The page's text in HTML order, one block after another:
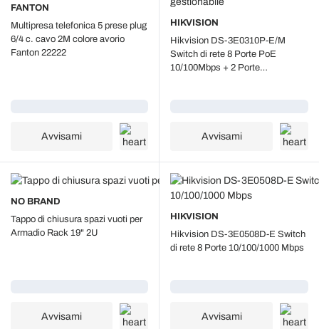
FANTON
Multipresa telefonica 5 prese plug
6/4 c. cavo 2M colore avorio
Fanton 22222
Avvisami
HIKVISION
Hikvision DS-3E0310P-E/M
Switch di rete 8 Porte PoE
10/100Mbps + 2 Porte
Avvisami
NO BRAND
Tappo di chiusura spazi vuoti per
Armadio Rack 19" 2U
Avvisami
HIKVISION
Hikvision DS-3E0508D-E Switch
di rete 8 Porte 10/100/1000 Mbps
Avvisami